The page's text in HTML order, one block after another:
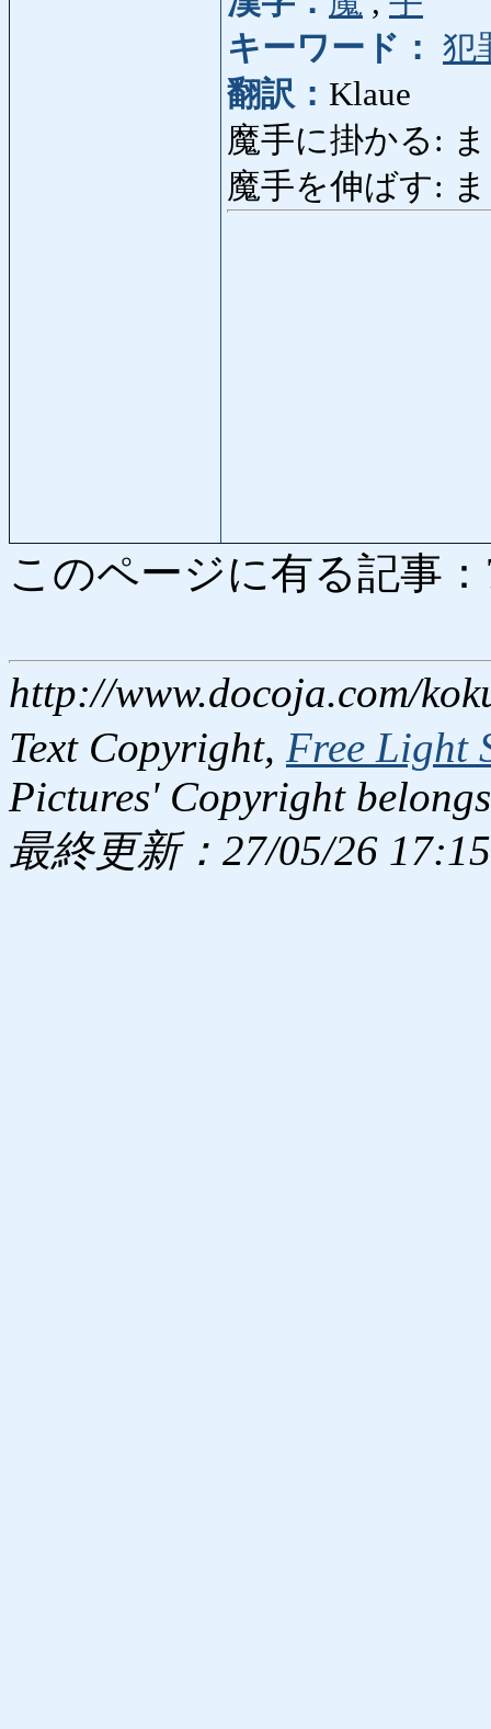
キーワード： 犯
翻訳： Klaue
魔手に掛かる:
魔手を伸ばす:
このページに有る記事
http://www.docoja.com/
Text Copyright, Free Light
Pictures' Copyright
最終更新：27/05/26 17:15